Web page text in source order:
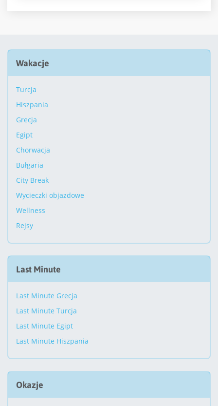
Wakacje
Turcja
Hiszpania
Grecja
Egipt
Chorwacja
Bułgaria
City Break
Wycieczki objazdowe
Wellness
Rejsy
Last Minute
Last Minute Grecja
Last Minute Turcja
Last Minute Egipt
Last Minute Hiszpania
Okazje